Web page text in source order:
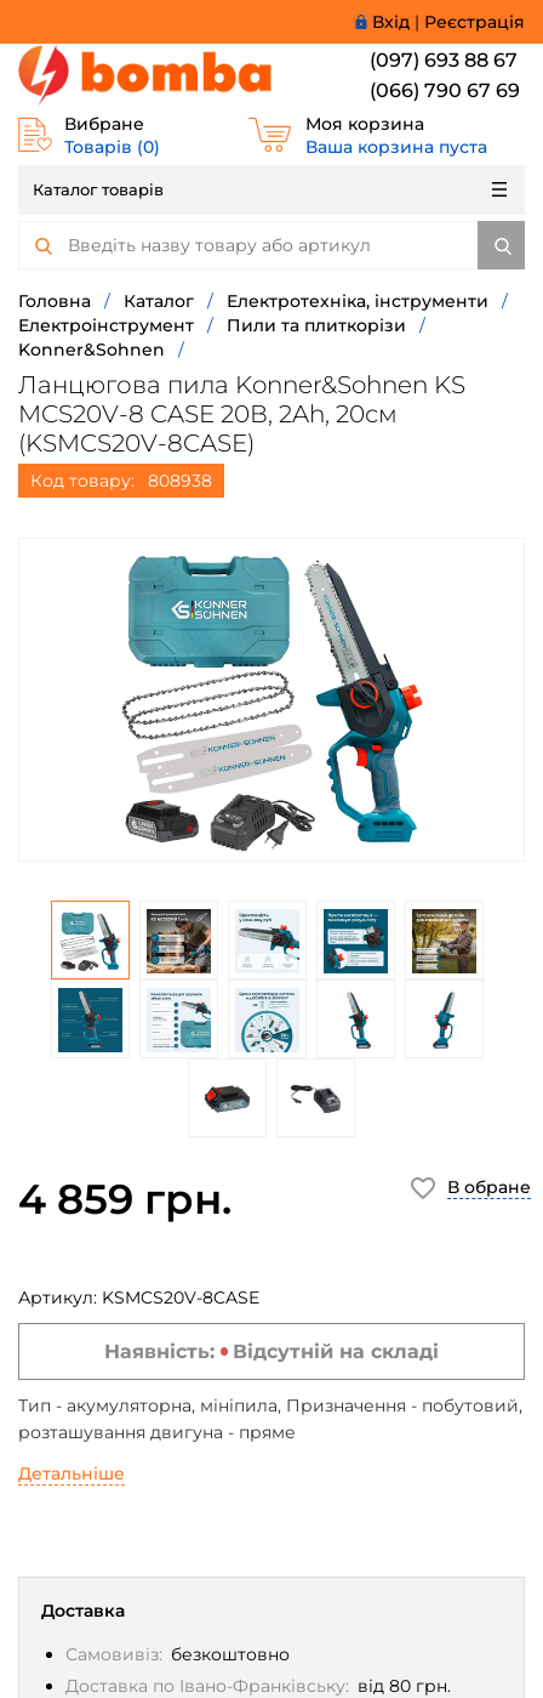
Вхід | Реєстрація
(097) 693 88 67
(066) 790 67 69
Вибране
Товарів (0)
Моя корзина
Ваша корзина пуста
Каталог товарів
Головна / Каталог / Електротехніка, інструменти
/
Електроінструмент
/ Пили та плиткорізи
/
Konner&Sohnen
/
Ланцюгова пила Konner&Sohnen KS
MCS20V-8 CASE 20В, 2Ah, 20см
(KSMCS20V-8CASE)
Код товару: 808938
4 859 грн.
Доставка
Самовивіз: безкоштовно
Доставка по Івано-Франківську: від 80 грн.
Артикул: KSMCS20V-8CASE
Наявність: Відсутній на складі
Тип - акумуляторна, мініпила, Призначення - побутовий,
розташування двигуна - пряме
Детальніше
В обране